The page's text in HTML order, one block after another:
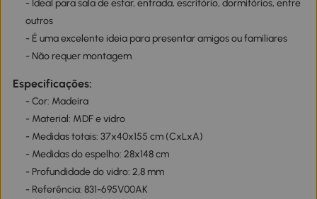
- Ideal para sala de estar, entrada, escritório, dormitórios, entre
outros
- É uma excelente ideia para presentar amigos ou familiares
- Não requer montagem
Especificações:
- Cor: Madeira
- Material: MDF e vidro
- Medidas totais: 37x40x155 cm (CxLxA)
- Medidas do espelho: 28x148 cm
- Profundidade do vidro: 2,8 mm
- Referência: 831-695V00AK